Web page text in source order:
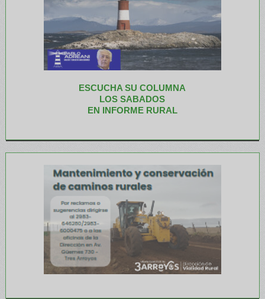
ESCUCHA SU COLUMNA
LOS SABADOS
EN INFORME RURAL